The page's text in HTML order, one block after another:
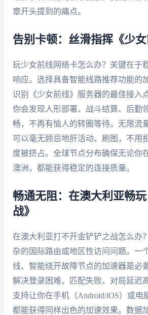
章开头提到的痛点。
告别卡顿：丝滑指挥《少女
玩少女前线网络卡怎么办？关键在于
响应。选择具备智能线路推荐功能的
识别《少女前线》服务器的最佳接入
你会发现人形部署、战斗结算、后勤
畅，不再有恼人的转圈等待。无限流
可以毫无顾忌地肝活动、刷图，不用
度被挤占。全球节点分布确保无论你
澳洲，都能获得稳定的连接质量。
畅通无阻：在澳大利亚畅
战》
在澳大利亚打不开金铲铲之战怎么办
杂的国际路由或地区性访问问题。一
线、智能绕开故障节点的加速器是必
解决登录困难、匹配失败、对局延迟
支持让你在手机（Android/iOS）或电
都能获得同样出色的加速效果。数据